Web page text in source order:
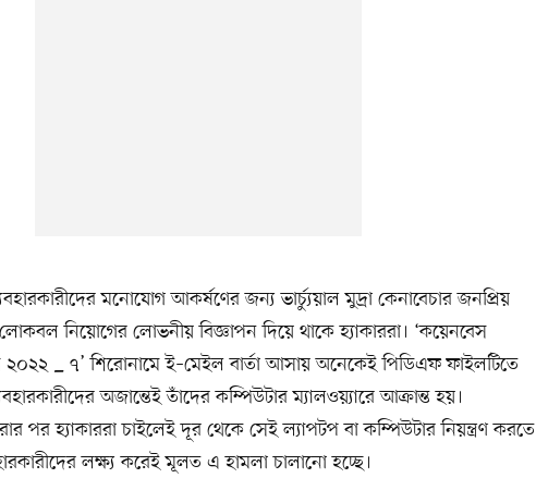
মনোযোগ আকর্ষণের জন্য ভার্চ্যুয়াল মুদ্রা কেনাবেচার জনপ্রিয়
লোকবল নিয়োগের লোভনীয় বিজ্ঞাপন দিয়ে থাকে হ্যাকাররা। ‘কয়েনবেস
২০২২ _ ৭’ শিরোনামে ই–মেইল বার্তা আসায় অনেকেই পিডিএফ ফাইলটিতে
অজান্তেই তাঁদের কম্পিউটার ম্যালওয়্যারে আক্রান্ত হয়।
পর হ্যাকাররা চাইলেই দূর থেকে সেই ল্যাপটপ বা কম্পিউটার নিয়ন্ত্রণ করতে
লক্ষ্য করেই মূলত এ হামলা চালানো হচ্ছে।